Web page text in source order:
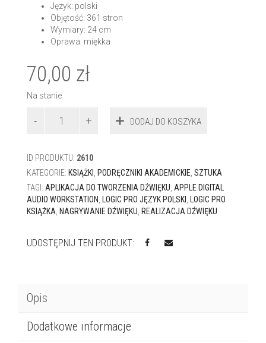
Język: polski
Objętość: 361 stron
Wymiary: 24 cm
Oprawa: miękka
70,00 zł
Na stanie
Logic
Digital
Audio
Workstation
DODAJ DO KOSZYKA
ID PRODUKTU: 2610
KATEGORIE: KSIĄŻKI PODRĘCZNIKI AKADEMICKIE SZTUKA
TAGI: APLIKACJA DO TWORZENIA DŹWIĘKU APPLE DIGITAL
AUDIO WORKSTATION
LOGIC PRO JĘZYK POLSKI
LOGIC PRO
KSIĄŻKA NAGRYWANIE DŹWIĘKU REALIZACJA DŹWIĘKU
UDOSTĘPNIJ TEN PRODUKT:
Opis
Dodatkowe informacje